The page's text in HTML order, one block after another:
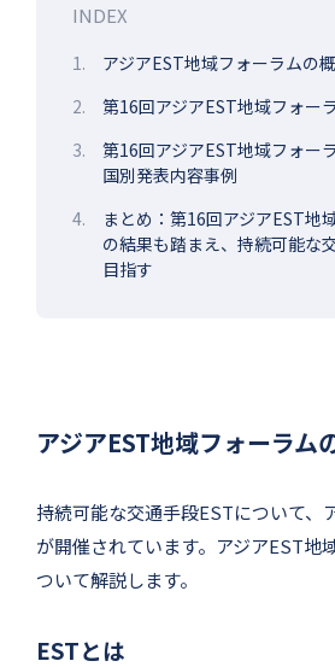
INDEX
1.
アジアEST地域フォーラムの
2.
第16回アジアEST地域フォー
3.
第16回アジアEST地域フォー
国別発表内容事例
4.
まとめ：第16回アジアEST地
の結果も踏まえ、持続可能な
目指す
アジアEST地域フォーラム
持続可能な交通手段ESTについて、
が開催されています。アジアEST地
ついて解説します。
ESTとは